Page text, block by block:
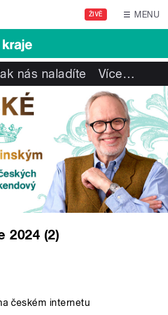
ŽIVĚ MENU
nás naladíte Více…
2024 (2)
českém internetu